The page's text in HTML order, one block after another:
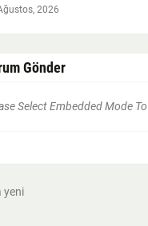
2026
Gönder
Select Embedded Mode
yeni